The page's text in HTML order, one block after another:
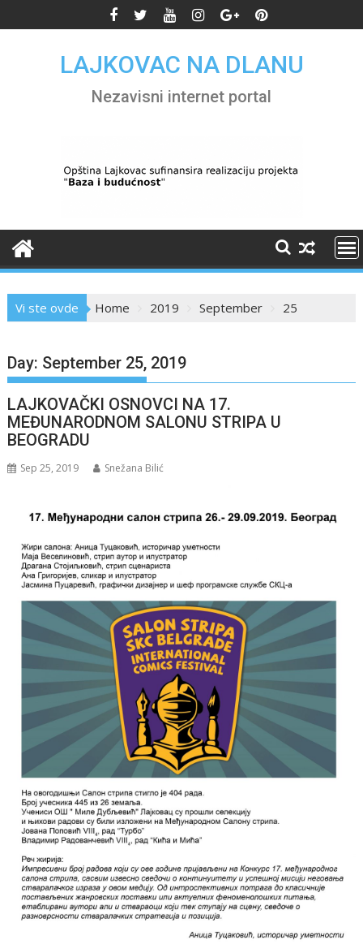
to
LAJKOVAC NA DLANU
Nezavisni internet portal
Vi ste ovde Home 2019 September 25
Day: September 25, 2019
LAJKOVAČKI OSNOVCI NA 17.
MEĐUNARODNOM SALONU STRIPA U
BEOGRADU
Sep 25, 2019 Snežana Bilić